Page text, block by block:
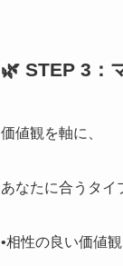
🌿 STEP 3：
価値観を軸に、
あなたに合うタイ
•相性の良い価値観